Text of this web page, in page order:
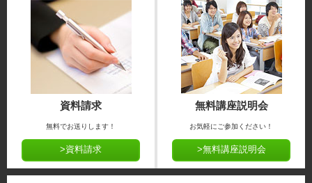
資料請求
無料でお送りします！
>資料請求
無料講座説明会
お気軽にご参加ください！
>無料講座説明会